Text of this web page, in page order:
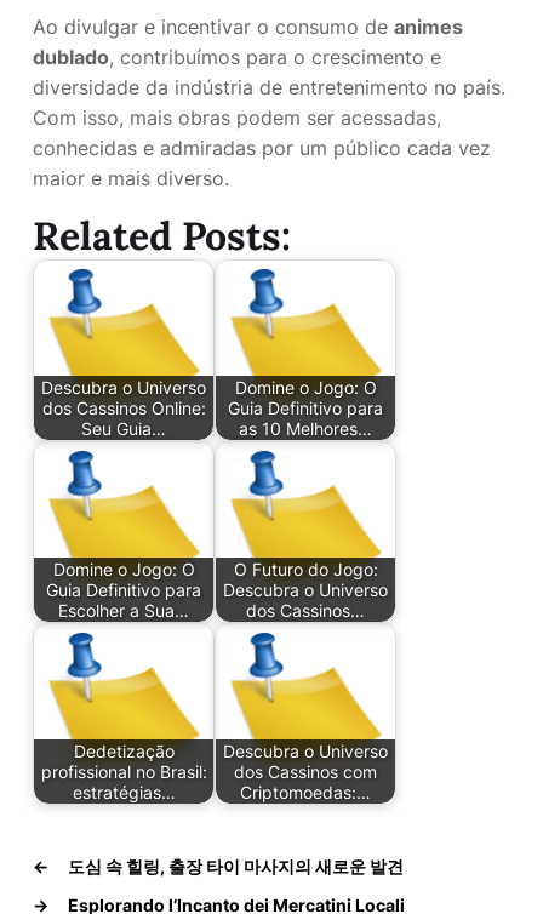
Ao divulgar e incentivar o consumo de animes
dublado, contribuímos para o crescimento e
diversidade da indústria de entretenimento no país.
Com isso, mais obras podem ser acessadas,
conhecidas e admiradas por um público cada vez
maior e mais diverso.
Related Posts:
Descubra o Universo
dos Cassinos Online:
Seu Guia…
Domine o Jogo: O
Guia Definitivo para
as 10 Melhores…
Domine o Jogo: O
Guia Definitivo para
Escolher a Sua…
O Futuro do Jogo:
Descubra o Universo
dos Cassinos…
Dedetização
profissional no Brasil:
estratégias…
Descubra o Universo
dos Cassinos com
Criptomoedas:…
←
도심 속 힐링, 출장 타이 마사지의 새로운 발견
→
Esplorando l’Incanto dei Mercatini Locali